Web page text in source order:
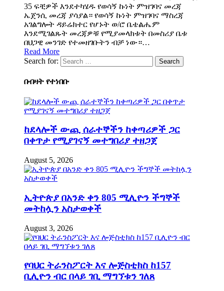
35 ፍቺዎች እንደተካሄዱ የወሳኝ ኩነት ምዝገባና መረጃ
ኤጀንሲ መረጃ ያሳያል። የወሳኝ ኩነት ምዝገባና ማስረጃ
አገልግሎት ዳይሬክተር የሆኑት ወ/ሮ ቤቴልሔም
እንደሚገልጹት መረጃዎቹ የሚያመላክቱት በመስሪያ ቤቱ
በህጋዊ መንገድ የተመዘገቡትን ብቻ ነው።…
Read More
Search for:
በብዛት የተነበቡ
ከደላሎች ውጪ ሰራተኞችን ከቀጣሪዎች ጋር
በቀጥታ የሚያገናኝ መተግበሪያ ተዘጋጀ
August 5, 2026
ኢትዮጵያ በአንድ ቀን 805 ሚሊዮን ችግኞች
መትከሏን አስታወቀች
August 3, 2026
የባህር ትራንስፖርት እና ሎጅስቲክስ ከ157
ቢሊዮን ብር በላይ ገቢ ማግኘቱን ገለጸ